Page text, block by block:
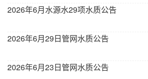
2026年6月水源水29项水质公告
2026年6月29日管网水质公告
2026年6月23日管网水质公告